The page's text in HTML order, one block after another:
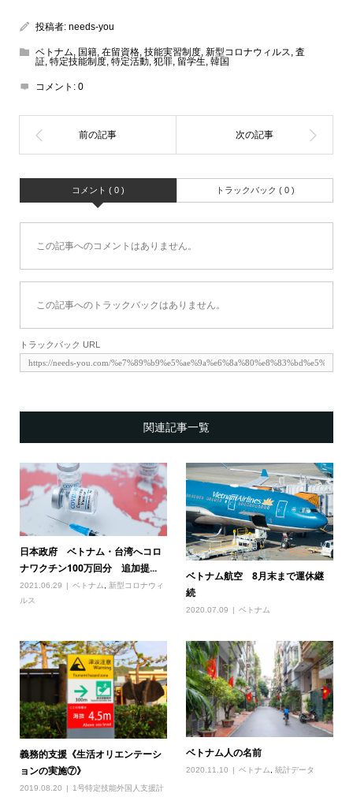
投稿者: needs-you
ベトナム 国籍, 在留資格, 技能実習制度, 新型コロナウィルス 査
証, 特定技能制度, 特定活動, 犯罪, 留学生 韓国
コメント: 0
コメント ( 0 ) トラックバック ( 0 )
この記事へのコメントはありません。
この記事へのトラックバックはありません。
トラックバック URL
関連記事一覧
日本政府 ベトナム・台湾へコロ
ナワクチン100万回分 追加提...
2021.06.29 ベトナム
新型コロナウィ
ルス
ベトナム航空 8月末まで運休継
続
2020.07.09 ベトナム
義務的支援《生活オリエンテーシ
ョンの実施⑦》
2019.08.20 1号特定技能外国人支援計
ベトナム人の名前
2020.11.10 ベトナム ,統計データ